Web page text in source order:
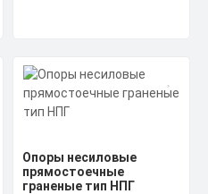
минутСкачать
Опоры несиловые
прямостоечные
граненые тип НПГ